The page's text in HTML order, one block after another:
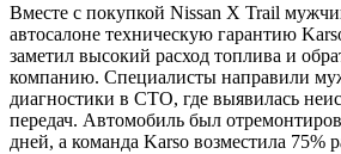
Вместе с покупкой Nissan X Trail
автосалоне техническую гарантию
заметил высокий расход топлива и
компанию. Специалисты направили
диагностики в СТО, где выявилась
передач. Автомобиль был
дней, а команда Karso возместила 75%